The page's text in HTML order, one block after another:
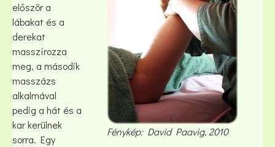
Fénykép: David Paavig, 2010
először a
lábakat és a
derekat
masszírozza
meg, a második
masszázs
alkalmával
pedig a hát és a
kar kerülnek
sorra. Egy